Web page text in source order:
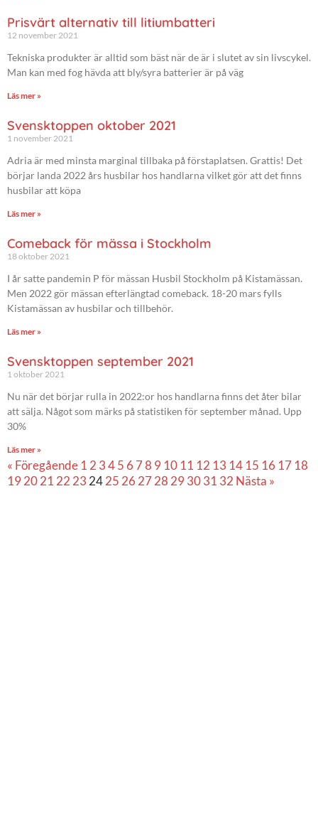
Prisvärt alternativ till litiumbatteri
12 november 2021
Tekniska produkter är alltid som bäst när de är i slutet av sin livscykel.
Man kan med fog hävda att bly/syra batterier är på väg
Läs mer »
Svensktoppen oktober 2021
1 november 2021
Adria är med minsta marginal tillbaka på förstaplatsen. Grattis! Det
börjar landa 2022 års husbilar hos handlarna vilket gör att det finns
husbilar att köpa
Läs mer »
Comeback för mässa i Stockholm
18 oktober 2021
I år satte pandemin P för mässan Husbil Stockholm på Kistamässan.
Men 2022 gör mässan efterlängtad comeback. 18-20 mars fylls
Kistamässan av husbilar och tillbehör.
Läs mer »
Svensktoppen september 2021
1 oktober 2021
Nu när det börjar rulla in 2022:or hos handlarna finns det åter bilar
att sälja. Något som märks på statistiken för september månad. Upp
30%
Läs mer »
« Föregående 1 2 345 6 78 9 10 11 12 13 14 15 16 17 18
19 2021 22 23 2425 26 2728 29 3031 32 Nästa »